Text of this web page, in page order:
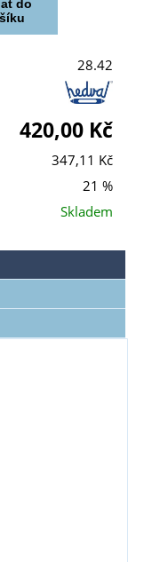
28.42
420,00 Kč
347,11 Kč
21 %
Skladem